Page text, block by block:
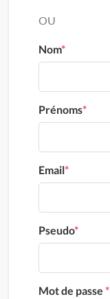
OU
Nom*
Prénoms*
Email*
Pseudo*
Mot de passe *